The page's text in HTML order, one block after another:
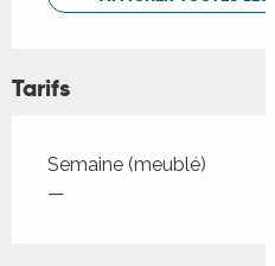
Tarifs
Tarifs 2026
Semaine (meublé)
—